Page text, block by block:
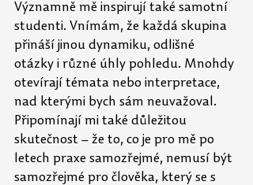
Významně mě inspirují také samotní
studenti. Vnímám, že každá skupina
přináší jinou dynamiku, odlišné
otázky i různé úhly pohledu. Mnohdy
otevírají témata nebo interpretace,
nad kterými bych sám neuvažoval.
Připomínají mi také důležitou
skutečnost – že to, co je pro mě po
letech praxe samozřejmé, nemusí být
samozřejmé pro člověka, který se s